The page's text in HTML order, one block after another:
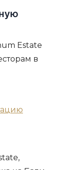
Estate
в